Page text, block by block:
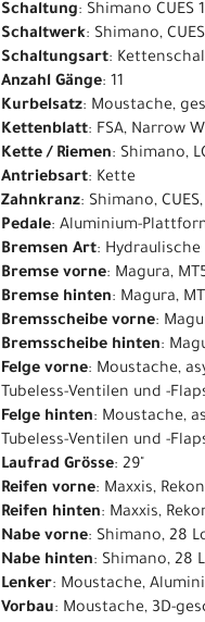
Schaltung: Shimano CUES
Schaltwerk: Shimano,
Schaltungsart:
Anzahl Gänge: 11
Kurbelsatz: Moustache,
Kettenblatt: FSA, Narrow
Kette / Riemen: Shimano,
Antriebsart: Kette
Zahnkranz: Shimano,
Pedale: Aluminium-
Bremsen Art:
Bremse vorne: Magura,
Bremse hinten: Magura,
Bremsscheibe vorne:
Bremsscheibe hinten:
Felge vorne: Moustache,
Tubeless-Ventilen und -
Felge hinten: Moustache,
Tubeless-Ventilen und -
Laufrad Grösse: 29"
Reifen vorne: Maxxis,
Reifen hinten: Maxxis,
Nabe vorne: Shimano, 28
Nabe hinten: Shimano, 28
Lenker: Moustache,
Vorbau: Moustache, 3D-